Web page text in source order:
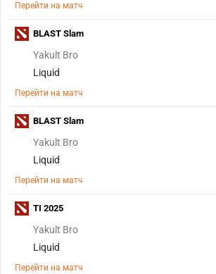
Перейти на матч
Yakult Bro
Liquid
Перейти на матч
BLAST Slam
Yakult Bro
Liquid
Перейти на матч
BLAST Slam
Yakult Bro
Liquid
Перейти на матч
TI 2025